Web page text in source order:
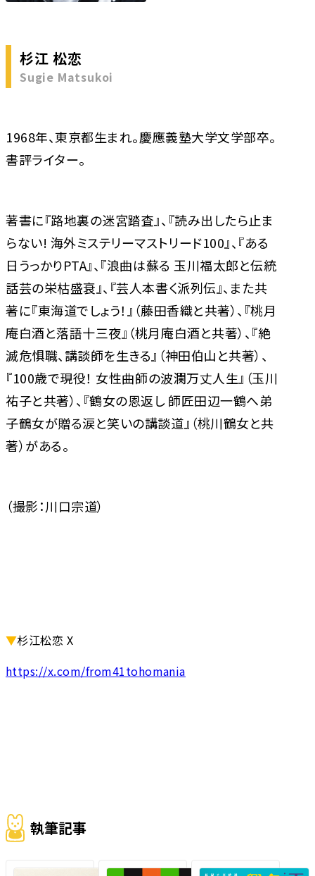
杉江 松恋
Sugie Matsukoi
1968年、東京都生まれ。慶應義塾大学文学部卒。
書評ライター。
著書に『路地裏の迷宮踏査』、『読み出したら止ま
らない! 海外ミステリーマストリード100』、『ある
日うっかりPTA』、『浪曲は蘇る 玉川福太郎と伝統
話芸の栄枯盛衰』、『芸人本書く派列伝』、また共
著に『東海道でしょう！』（藤田香織と共著）、『桃月
庵白酒と落語十三夜』（桃月庵白酒と共著）、『絶
滅危惧職、講談師を生きる』（神田伯山と共著）、
『100歳で現役！ 女性曲師の波瀾万丈人生』（玉川
祐子と共著）、『鶴女の恩返し 師匠田辺一鶴へ弟
子鶴女が贈る涙と笑いの講談道』（桃川鶴女と共
著）がある。
（撮影：川口宗道）
▼杉江松恋 X
https://x.com/from41tohomania
執筆記事